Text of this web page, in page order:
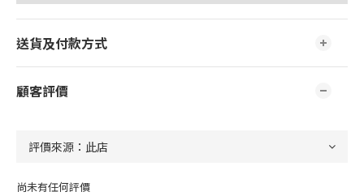
送貨及付款方式
顧客評價
尚未有任何評價